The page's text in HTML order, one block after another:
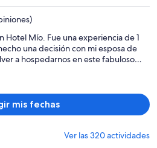
$1,662
por
persona
experiencia de 1
una decisión con mi esposa de
a hospedarnos en este fabuloso
mis fechas
Ver las 320 actividades